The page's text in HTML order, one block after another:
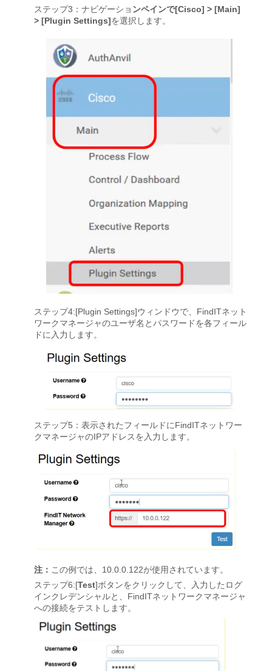
ステップ3：ナビゲーショ ンペインで[Cisco] > [Main]
> [Plugin Settings]を選択します。
ステップ4:[Plugin Settings]ウィンドウで、FindITネット
ワークマネージャのユーザ名とパスワードを各フィール
ドに入力します。
ステップ5：表示されたフィールドにFindITネットワー
クマネージャのIPアドレスを入力します。
注： この例では、10.0.0.122が使用されています。
ステップ6:[Test]ボタンをクリックして、入力したログ
インクレデンシャルと、FindITネットワークマネージャ
への接続をテストします。